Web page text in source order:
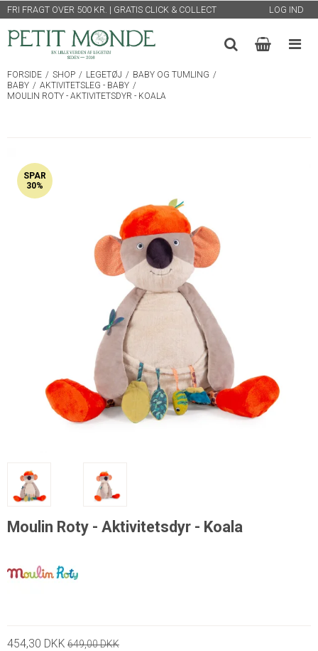
FRI FRAGT OVER 500 KR. | GRATIS CLICK & COLLECT LOG IND
FORSIDE / SHOP / LEGETØJ / BABY OG TUMLING /
BABY / AKTIVITETSLEG - BABY /
MOULIN ROTY - AKTIVITETSDYR - KOALA
SPAR
30%
Moulin Roty - Aktivitetsdyr - Koala
454,30 DKK 649,00 DKK